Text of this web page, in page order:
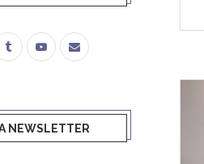
NEWSLETTER